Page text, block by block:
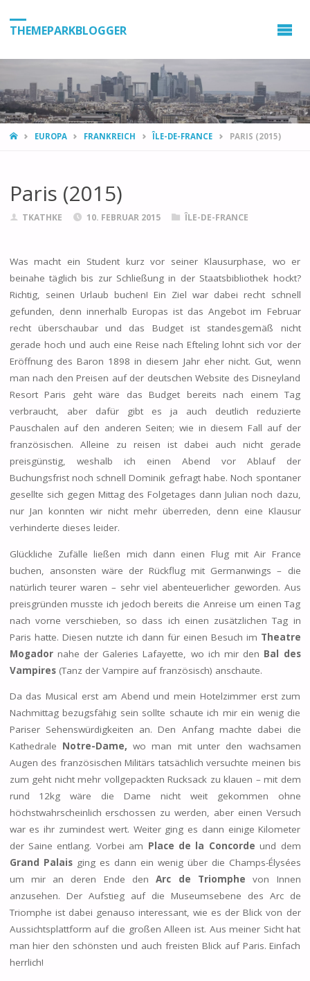
THEMEPARKBLOGGER
HOMEEUROPA FRANKREICH ÎLE-DE-FRANCE PARIS (2015)
Paris (2015)
TKATHKE 10. FEBRUAR 2015 ÎLE-DE-FRANCE
Was macht ein Student kurz vor seiner Klausurphase, wo er
beinahe täglich bis zur Schließung in der Staatsbibliothek hockt?
Richtig, seinen Urlaub buchen! Ein Ziel war dabei recht schnell
gefunden, denn innerhalb Europas ist das Angebot im Februar
recht überschaubar und das Budget ist standesgemäß nicht
gerade hoch und auch eine Reise nach Efteling lohnt sich vor der
Eröffnung des Baron 1898 in diesem Jahr eher nicht. Gut, wenn
man nach den Preisen auf der deutschen Website des Disneyland
Resort Paris geht wäre das Budget bereits nach einem Tag
verbraucht, aber dafür gibt es ja auch deutlich reduzierte
Pauschalen auf den anderen Seiten; wie in diesem Fall auf der
französischen. Alleine zu reisen ist dabei auch nicht gerade
preisgünstig, weshalb ich einen Abend vor Ablauf der
Buchungsfrist noch schnell Dominik gefragt habe. Noch spontaner
gesellte sich gegen Mittag des Folgetages dann Julian noch dazu,
nur Jan konnten wir nicht mehr überreden, denn eine Klausur
verhinderte dieses leider.
Glückliche Zufälle ließen mich dann einen Flug mit Air France
buchen, ansonsten wäre der Rückflug mit Germanwings – die
natürlich teurer waren – sehr viel abenteuerlicher geworden. Aus
preisgründen musste ich jedoch bereits die Anreise um einen Tag
nach vorne verschieben, so dass ich einen zusätzlichen Tag in
Paris hatte. Diesen nutzte ich dann für einen Besuch im Theatre
Mogadornahe der Galeries Lafayette, wo ich mir den Bal des
Vampires(Tanz der Vampire auf französisch) anschaute.
Da das Musical erst am Abend und mein Hotelzimmer erst zum
Nachmittag bezugsfähig sein sollte schaute ich mir ein wenig die
Pariser Sehenswürdigkeiten an. Den Anfang machte dabei die
Kathedrale Notre-Dame, wo man mit unter den wachsamen
Augen des französischen Militärs tatsächlich versuchte meinen bis
zum geht nicht mehr vollgepackten Rucksack zu klauen – mit dem
rund 12kg wäre die Dame nicht weit gekommen ohne
höchstwahrscheinlich erschossen zu werden, aber einen Versuch
war es ihr zumindest wert. Weiter ging es dann einige Kilometer
der Saine entlang. Vorbei am Place de la Concorde und dem
Grand Palaisging es dann ein wenig über die Champs-Élysées
um mir an deren Ende denArc de Triomphe von Innen
anzusehen. Der Aufstieg auf die Museumsebene des Arc de
Triomphe ist dabei genauso interessant, wie es der Blick von der
Aussichtsplattform auf die großen Alleen ist. Aus meiner Sicht hat
man hier den schönsten und auch freisten Blick auf Paris. Einfach
herrlich!